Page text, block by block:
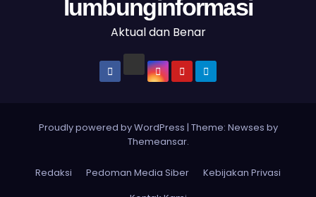
Iumbunginformasi
Aktual dan Benar
Proudly powered by WordPress | Theme: Newses by
Themeansar.
Redaksi Pedoman Media Siber
Kebijakan Privasi